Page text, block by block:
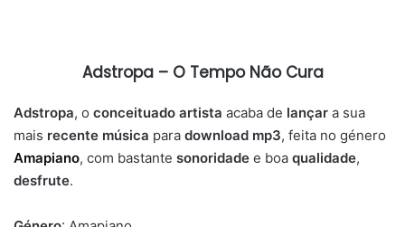
Adstropa – O Tempo Não Cura
Adstropa, o conceituado artista acaba de lançar a sua
mais recente música para download mp3, feita no género
Amapiano, com bastante sonoridade e boa qualidade,
desfrute.